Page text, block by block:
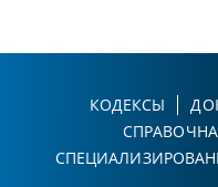
КОДЕКСЫ